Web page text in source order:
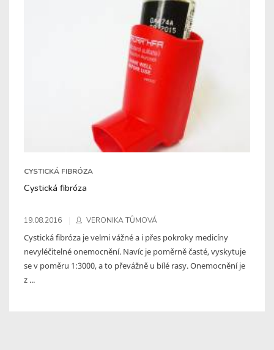
CYSTICKÁ FIBRÓZA
Cystická fibróza
19.08.2016 VERONIKA TŮMOVÁ
Cystická fibróza je velmi vážné a i přes pokroky medicíny
nevyléčitelné onemocnění. Navíc je poměrně časté, vyskytuje
se v poměru 1:3000, a to převážně u bílé rasy. Onemocnění je
z ...